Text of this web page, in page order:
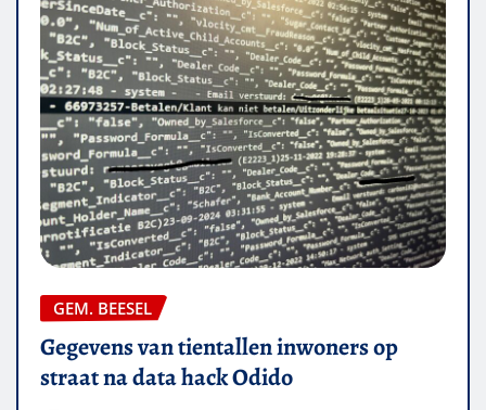
GEM. BEESEL
Gegevens van tientallen inwoners op
straat na data hack Odido